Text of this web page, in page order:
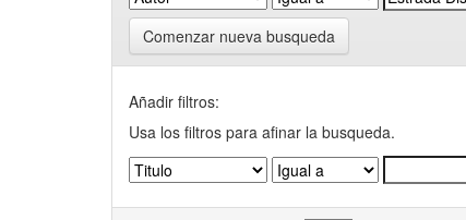
Comenzar nueva busqueda
Añadir filtros:
Usa los filtros para afinar la busqueda.